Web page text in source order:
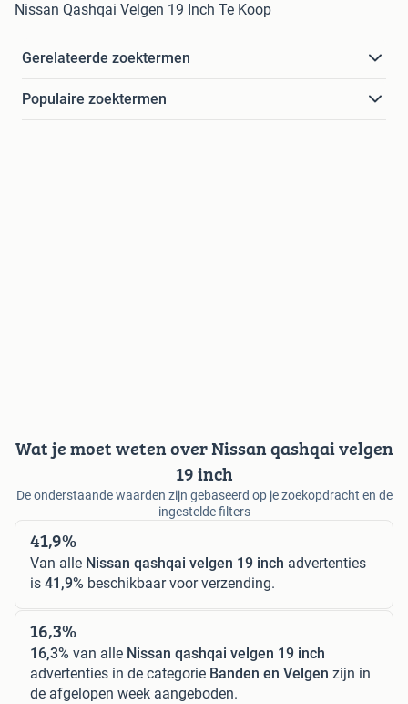
Nissan Qashqai Velgen 19 Inch Te Koop
Gerelateerde zoektermen
Populaire zoektermen
Wat je moet weten over Nissan qashqai velgen
19 inch
De onderstaande waarden zijn gebaseerd op je zoekopdracht en de
ingestelde filters
41,9%
Van alle Nissan qashqai velgen 19 inch advertenties
is 41,9% beschikbaar voor verzending.
16,3%
16,3% van alle Nissan qashqai velgen 19 inch
advertenties in de categorie Banden en Velgen zijn in
de afgelopen week aangeboden.